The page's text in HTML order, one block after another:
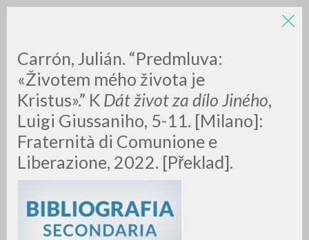
Carrón, Julián. “Predmluva:
«Životem mého života je
Kristus».” K Dát život za dílo Jiného,
Luigi Giussaniho, 5-11. [Milano]:
Fraternità di Comunione e
Liberazione, 2022. [Překlad].
LUIGI
GIUSSANI
scritti